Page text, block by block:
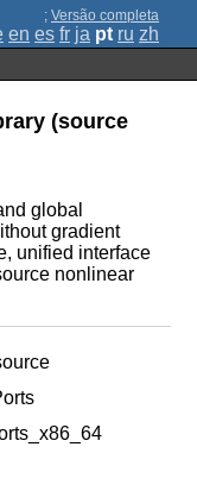
; Versão completa
en es fr ja pt ru zh
(source
global
gradient
unified interface
nonlinear